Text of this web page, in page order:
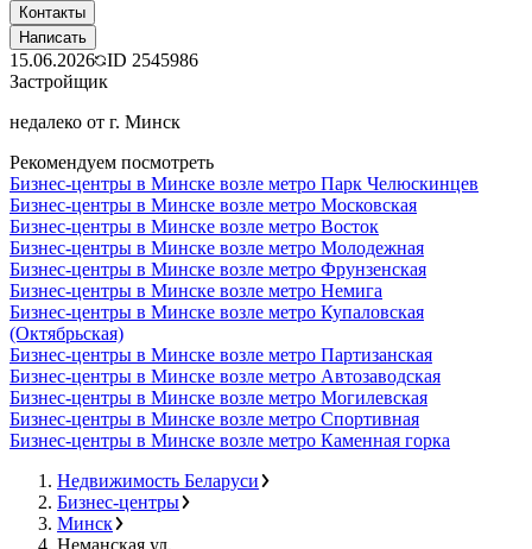
Контакты
Написать
15.06.2026 ID 2545986
Застройщик
недалеко от г. Минск
Рекомендуем посмотреть
Бизнес-центры в Минске возле метро Парк Челюскинцев
Бизнес-центры в Минске возле метро Московская
Бизнес-центры в Минске возле метро Восток
Бизнес-центры в Минске возле метро Молодежная
Бизнес-центры в Минске возле метро Фрунзенская
Бизнес-центры в Минске возле метро Немига
Бизнес-центры в Минске возле метро Купаловская
(Октябрьская)
Бизнес-центры в Минске возле метро Партизанская
Бизнес-центры в Минске возле метро Автозаводская
Бизнес-центры в Минске возле метро Могилевская
Бизнес-центры в Минске возле метро Спортивная
Бизнес-центры в Минске возле метро Каменная горка
Недвижимость Беларуси
Бизнес-центры
Минск
Неманская ул.